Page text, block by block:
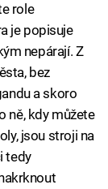
role
je popisuje
nepárají. Z
bez
a skoro
ně, kdy můžete
jsou stroji na
tedy